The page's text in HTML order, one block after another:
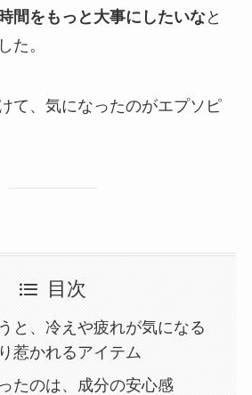
間をもっと大事にしたいなと
た。
て、気になったのがエプソピ
目次
と、冷えや疲れが気になる
惹かれるアイテム
たのは、成分の安心感